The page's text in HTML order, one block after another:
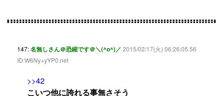
147:名無しさん＠恐縮です＠＼(^o^)／ 2015/02/17(火) 06:26:05.56
ID:W6Ny+yYP0.net
>>42
こいつ他に誇れる事無さそう